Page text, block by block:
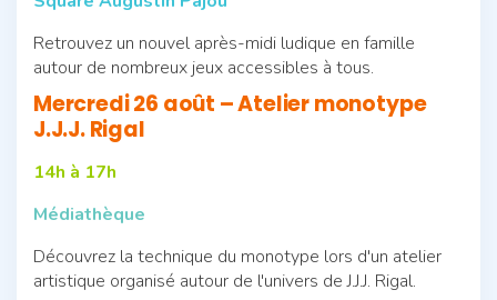
Retrouvez un nouvel après-midi ludique en famille
autour de nombreux jeux accessibles à tous.
Mercredi 26 août – Atelier monotype
J.J.J. Rigal
14h à 17h
Médiathèque
Découvrez la technique du monotype lors d'un atelier
artistique organisé autour de l'univers de J.J.J. Rigal.